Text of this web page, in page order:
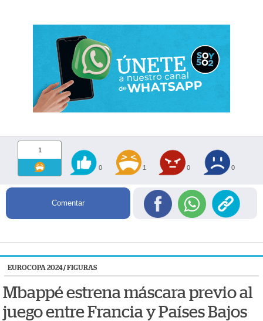
1
0 1 0 0
Comentar
EUROCOPA 2024/FIGURAS
Mbappé estrena máscara previo al
juego entre Francia y Países Bajos